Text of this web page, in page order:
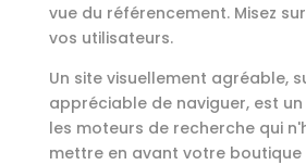
vue du référencement. Misez
vos utilisateurs.
Un site visuellement agréable,
appréciable de naviguer, est
les moteurs de recherche qui
mettre en avant votre boutique